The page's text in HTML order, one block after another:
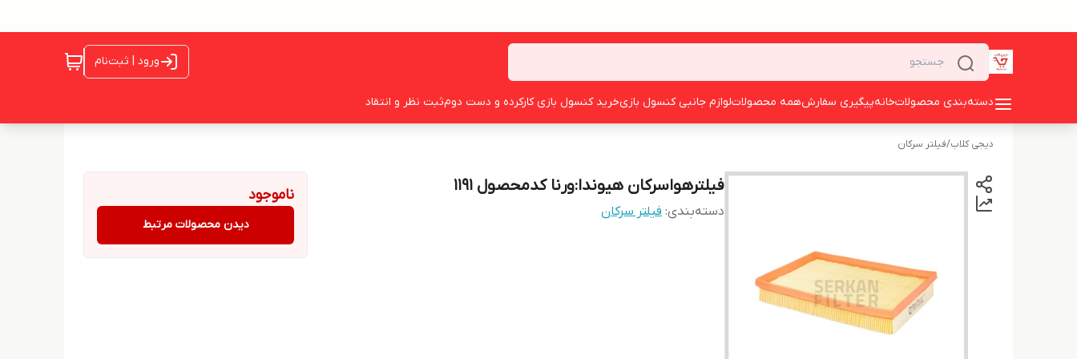
ورود | ثبت‌نام
دسته‌بندی محصولاتخانهپیگیری سفارشهمه محصولاتلوازم جانبی کنسول بازیخرید کنسول بازی کارکرده و دست دومثبت نظر و انتقاد
دیجی کلاب/فیلتر سرکان
فیلترهواسرکان هیوندا:ورنا کدمحصول ۱۱۹۱
دسته‌بندی: فیلتر سرکان
ناموجود
دیدن محصولات مرتبط